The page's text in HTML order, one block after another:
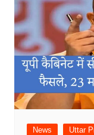
News Uttar